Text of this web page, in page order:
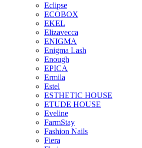
Eclipse
ECOBOX
EKEL
Elizavecca
ENIGMA
Enigma Lash
Enough
EPICA
Ermila
Estel
ESTHETIC HOUSE
ETUDE HOUSE
Eveline
FarmStay
Fashion Nails
Fiera